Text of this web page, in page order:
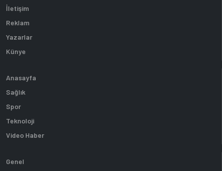
İletişim
Reklam
Yazarlar
Künye
Anasayfa
Sağlık
Spor
Teknoloji
Video Haber
Genel